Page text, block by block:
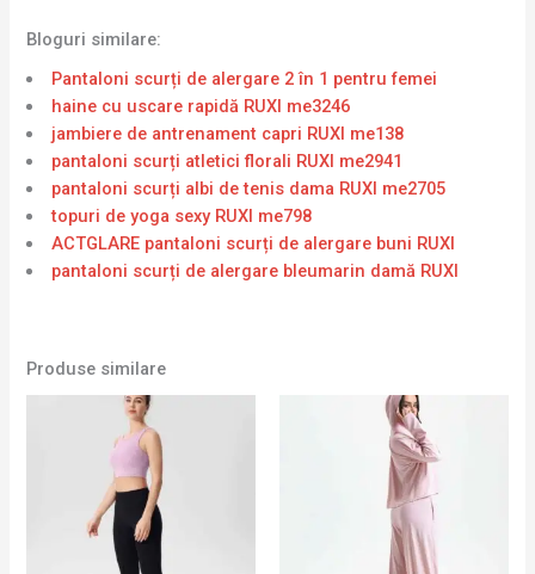
Bloguri similare:
Pantaloni scurți de alergare 2 în 1 pentru femei
haine cu uscare rapidă RUXI me3246
jambiere de antrenament capri RUXI me138
pantaloni scurți atletici florali RUXI me2941
pantaloni scurți albi de tenis dama RUXI me2705
topuri de yoga sexy RUXI me798
ACTGLARE pantaloni scurți de alergare buni RUXI
pantaloni scurți de alergare bleumarin damă RUXI
Produse similare